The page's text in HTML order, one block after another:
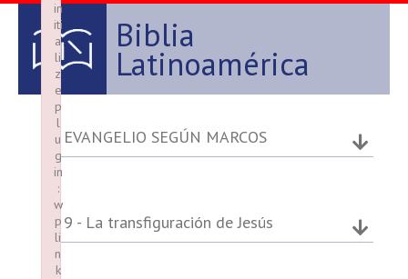
Biblia
Latinoamérica
EVANGELIO SEGÚN MARCOS
9 - La transfiguración de Jesús
in
iti
a
li
z
e
p
l
u
g
in
:
w
p
li
n
k
in
iti
a
li
z
e
p
l
u
g
in
:
w
p
li
n
k